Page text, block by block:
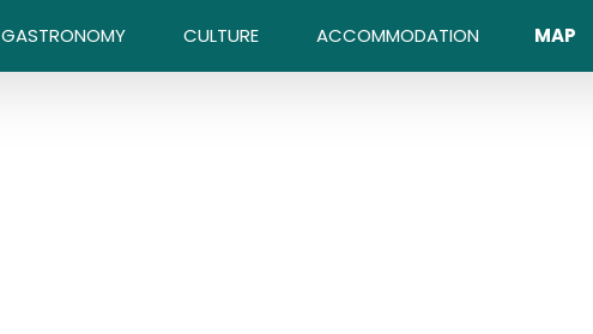
GASTRONOMY CULTURE ACCOMMODATION MAP